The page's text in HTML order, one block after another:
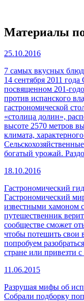
Материалы
25.10.2016
7 самых вкусных
14 сентября 2011
посвященном 201-
против испанского
гастрономической
«столица долин»,
высоте 2570 метров
климата,
богатый урожай.
18.10.2016
Гастрономический
Гастрономический
известными хамоном
путешественник
сообществе сможет
чтобы потешить свои
попробуем
стране или привезти
11.06.2015
Разрушая мифы об
Собрали подборку